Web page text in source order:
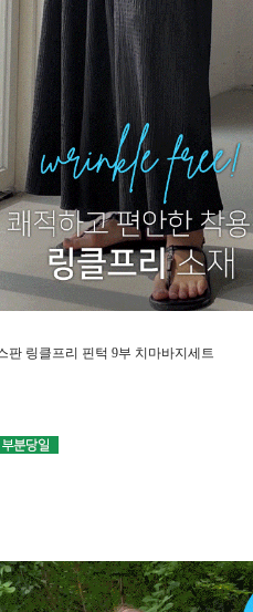
판 링클프리 핀턱 9부 치마바지세트